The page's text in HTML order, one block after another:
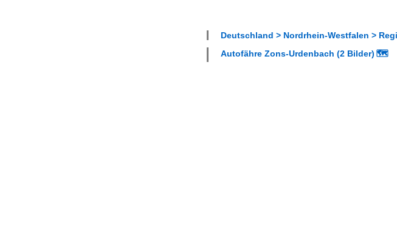
Deutschland > Nordrhein-Westfalen >
Autofähre Zons-Urdenbach (2 Bilder) 🗺